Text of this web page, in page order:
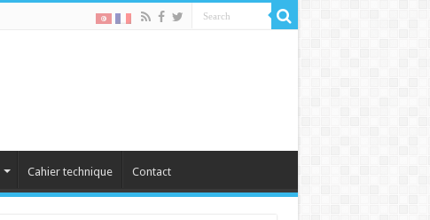
Cahier technique Contact